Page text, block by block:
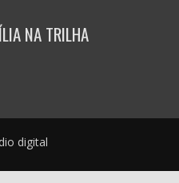
NA TRILHA
digital